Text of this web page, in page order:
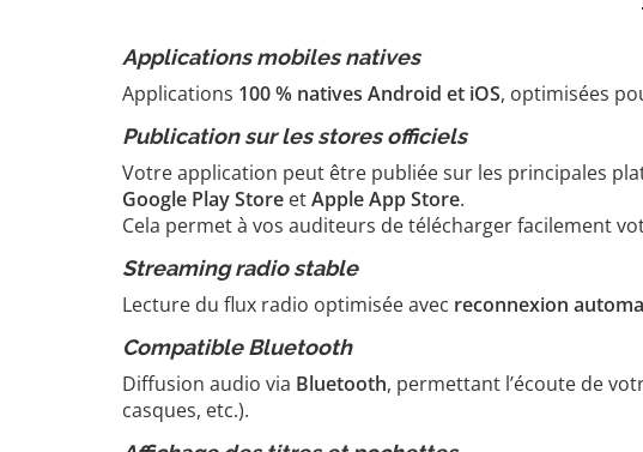
Applications mobiles natives
Applications 100 % natives Android et iOS, optimisées
Publication sur les stores officiels
Votre application peut être publiée sur les principales
Google Play Store etApple App Store.
Cela permet à vos auditeurs de télécharger facilement
Streaming radio stable
Lecture du flux radio optimisée avec reconnexion
Compatible Bluetooth
Diffusion audio via Bluetooth, permettant l’écoute de
casques, etc.).